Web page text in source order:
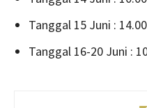
Tanggal 15 Juni :
Tanggal 16-20 Juni :